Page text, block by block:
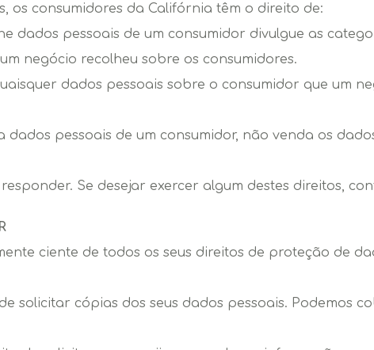
os consumidores da Califórnia têm o direito de:
dados pessoais de um consumidor divulgue as
negócio recolheu sobre os consumidores.
dados pessoais sobre o consumidor que um
pessoais de um consumidor, não venda os
Se desejar exercer algum destes direitos,
ciente de todos os seus direitos de proteção de
solicitar cópias dos seus dados pessoais. Podemos